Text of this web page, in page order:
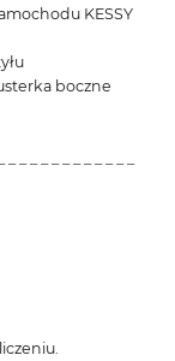
KESSY
boczne